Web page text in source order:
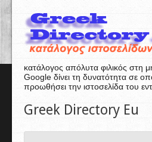
κατάλογος απόλυτα φιλικός στη
Google δίνει τη δυνατότητα σε
προωθήσει την ιστοσελίδα του
Greek Directory Eu